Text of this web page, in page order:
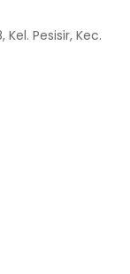
Pesisir, Kec.